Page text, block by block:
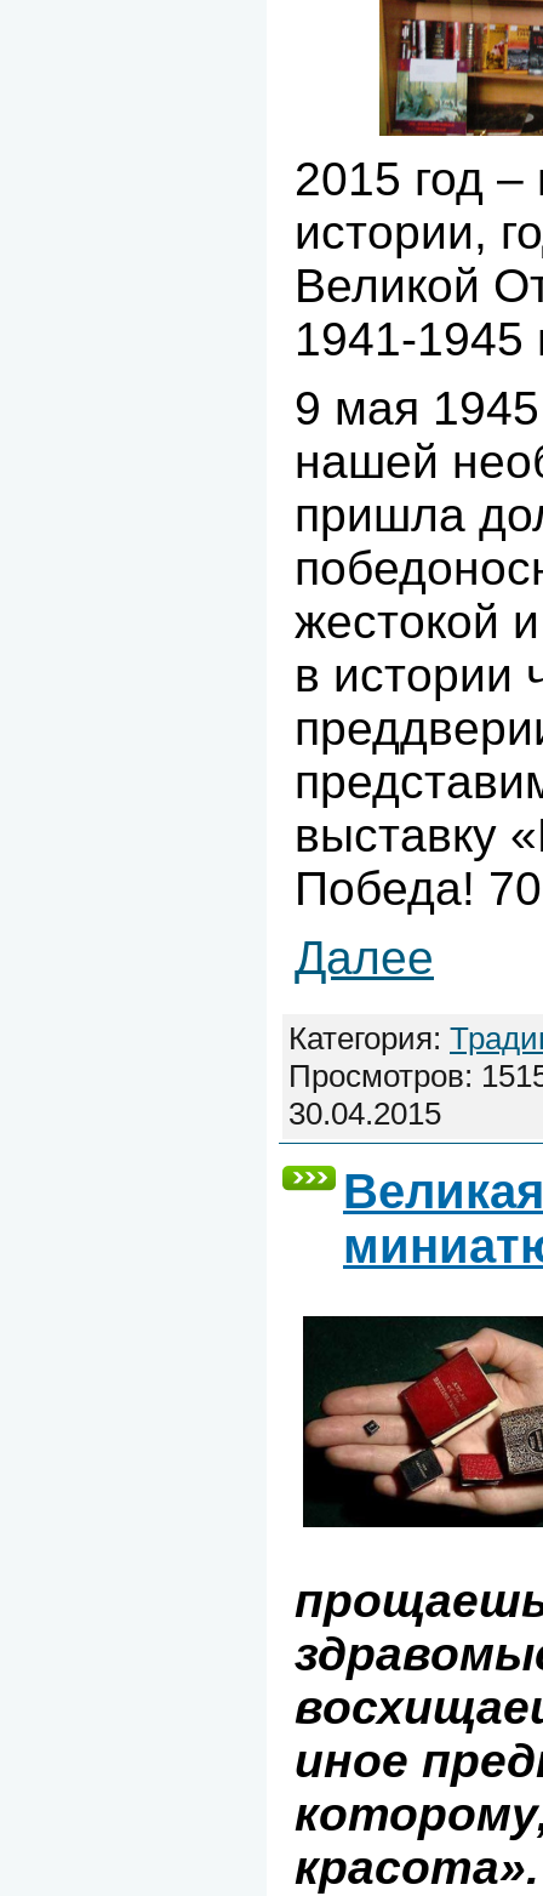
2015 год
истории,
Великой
1941-1945
9 мая
нашей
пришла
жестокой
в истории
выставку
Победа!
Далее
Категория:
Просмотров:
30.04.2015
иное
красота».